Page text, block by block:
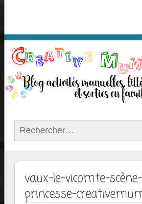
Rechercher :
vaux-le-vicomte-
princesse-